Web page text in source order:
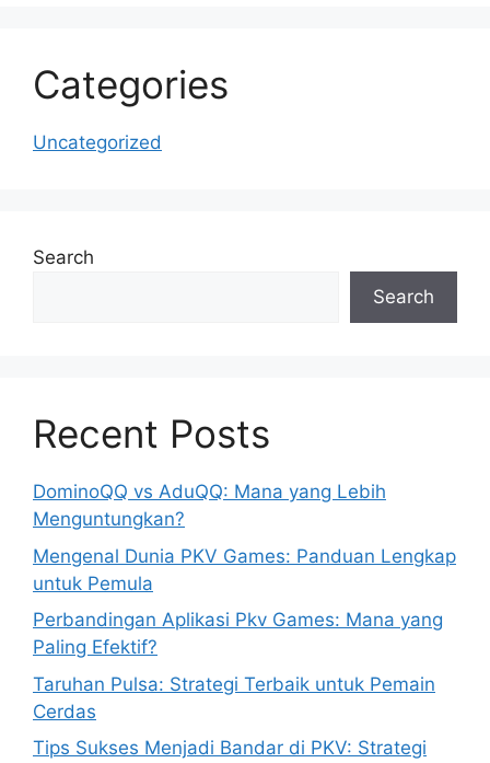
Categories
Uncategorized
Search
Search
Recent Posts
DominoQQ vs AduQQ: Mana yang Lebih
Menguntungkan?
Mengenal Dunia PKV Games: Panduan Lengkap
untuk Pemula
Perbandingan Aplikasi Pkv Games: Mana yang
Paling Efektif?
Taruhan Pulsa: Strategi Terbaik untuk Pemain
Cerdas
Tips Sukses Menjadi Bandar di PKV: Strategi